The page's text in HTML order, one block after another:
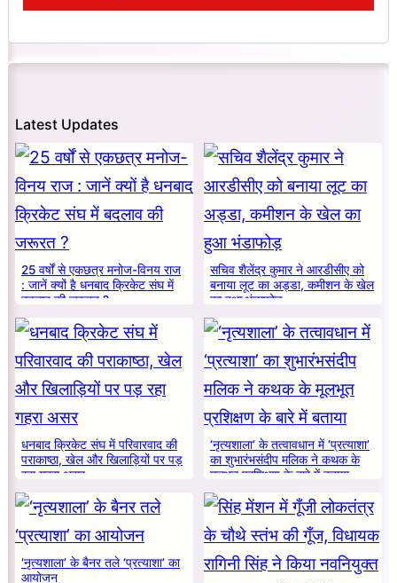
Latest Updates
25 वर्षों से एकछत्र मनोज-विनय राज
: जानें क्यों है धनबाद क्रिकेट संघ में
बदलाव की जरूरत ?
सचिव शैलेंद्र कुमार ने आरडीसीए को
बनाया लूट का अड्डा, कमीशन के खेल
का हुआ भंडाफोड़
धनबाद क्रिकेट संघ में परिवारवाद की
पराकाष्ठा, खेल और खिलाड़ियों पर पड़
रहा गहरा असर
‘नृत्यशाला’ के तत्वावधान में ‘प्रत्याशा’
का शुभारंभसंदीप मलिक ने कथक के
मूलभूत प्रशिक्षण के बारे में बताया
‘नृत्यशाला’ के बैनर तले ‘प्रत्याशा’ का
आयोजन